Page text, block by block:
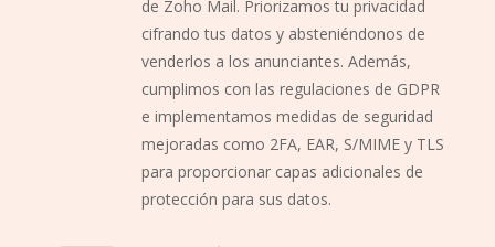
de Zoho Mail. Priorizamos tu privacidad
cifrando tus datos y absteniéndonos de
venderlos a los anunciantes. Además,
cumplimos con las regulaciones de GDPR
e implementamos medidas de seguridad
mejoradas como 2FA, EAR, S/MIME y TLS
para proporcionar capas adicionales de
protección para sus datos.